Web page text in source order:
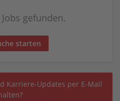
gefunden.
starten
Karriere-Updates per E-Mail